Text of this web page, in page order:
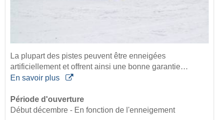
La plupart des pistes peuvent être enneigées
artificiellement et offrent ainsi une bonne garantie…
En savoir plus
Période d'ouverture
Début décembre - En fonction de l'enneigement